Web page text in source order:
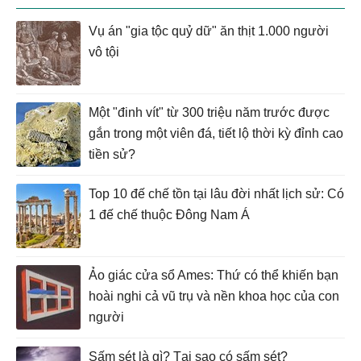
Vụ án "gia tộc quỷ dữ" ăn thịt 1.000 người
vô tội
Một "đinh vít" từ 300 triệu năm trước được
gắn trong một viên đá, tiết lộ thời kỳ đỉnh cao
tiền sử?
Top 10 đế chế tồn tại lâu đời nhất lịch sử: Có
1 đế chế thuộc Đông Nam Á
Ảo giác cửa sổ Ames: Thứ có thể khiến bạn
hoài nghi cả vũ trụ và nền khoa học của con
người
Sấm sét là gì? Tại sao có sấm sét?